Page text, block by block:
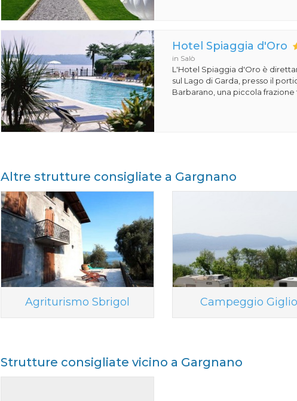
Hotel Spiaggia d'Oro
in Salò
L'Hotel Spiaggia d'Oro è
sul Lago di Garda, presso il
Barbarano, una piccola frazione
Altre strutture consigliate a Gargnano
Agriturismo Sbrigol Campeggio
Strutture consigliate vicino a Gargnano